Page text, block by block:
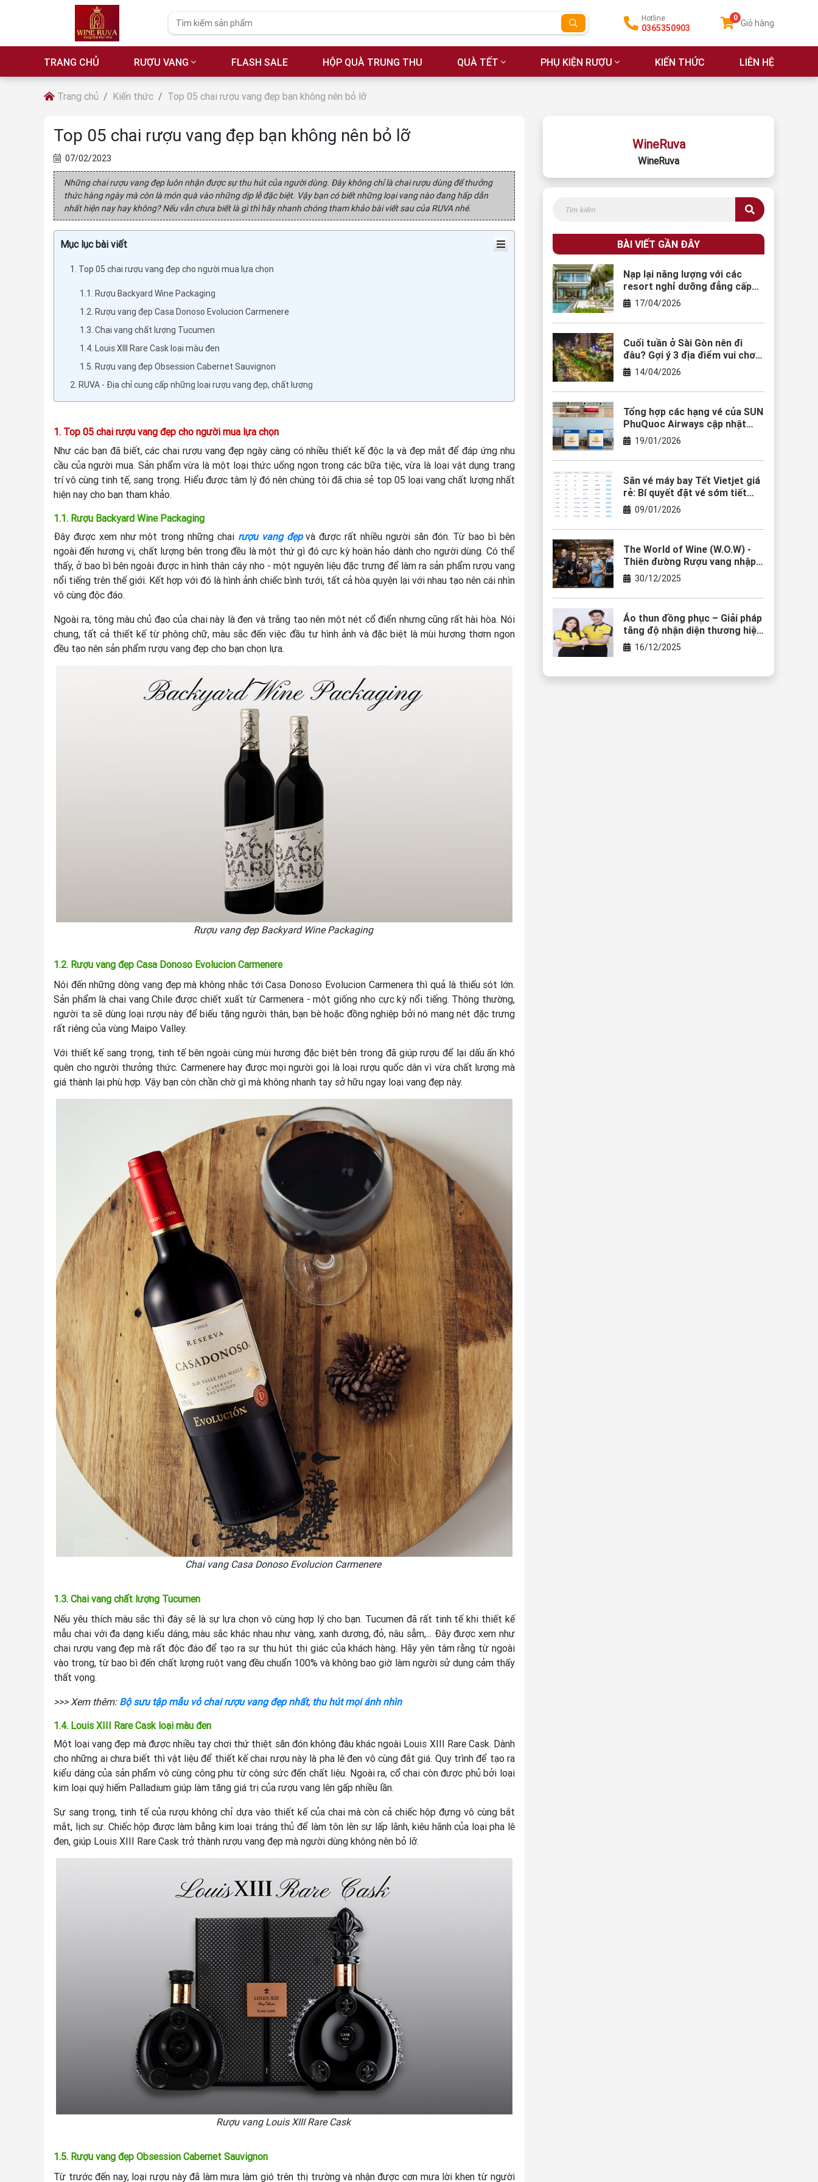
Hotline
0365350903
0 Giỏ hàng
TRANG CHỦ RƯỢU VANG FLASH SALE HỘP QUÀ TRUNG THU QUÀ TẾT PHỤ KIỆN RƯỢU KIẾN THỨC LIÊN HỆ
Trang chủ Kiến thức Top 05 chai rượu vang đẹp bạn không nên bỏ lỡ
Top 05 chai rượu vang đẹp bạn không nên bỏ lỡ
07/02/2023
Những chai rượu vang đẹp luôn nhận được sự thu hút của người dùng. Đây không chỉ là chai rượu dùng để thưởng
thức hàng ngày mà còn là món quà vào những dịp lễ đặc biệt. Vậy bạn có biết những loại vang nào đang hấp dẫn
nhất hiện nay hay không? Nếu vẫn chưa biết là gì thì hãy nhanh chóng tham khảo bài viết sau của RUVA nhé.
Mục lục bài viết
1. Top 05 chai rượu vang đẹp cho người mua lựa chọn
1.1. Rượu Backyard Wine Packaging
1.2. Rượu vang đẹp Casa Donoso Evolucion Carmenere
1.3. Chai vang chất lượng Tucumen
1.4. Louis XIII Rare Cask loại màu đen
1.5. Rượu vang đẹp Obsession Cabernet Sauvignon
2. RUVA - Địa chỉ cung cấp những loại rượu vang đẹp, chất lượng
1. Top 05 chai rượu vang đẹp cho người mua lựa chọn
Như các bạn đã biết, các chai rượu vang đẹp ngày càng có nhiều thiết kế độc lạ và đẹp mắt để đáp ứng nhu
cầu của người mua. Sản phẩm vừa là một loại thức uống ngon trong các bữa tiệc, vừa là loại vật dụng trang
trí vô cùng tinh tế, sang trọng. Hiểu được tâm lý đó nên chúng tôi đã chia sẻ top 05 loại vang chất lượng nhất
hiện nay cho bạn tham khảo.
1.1. Rượu Backyard Wine Packaging
Đây được xem như một trong những chai rượu vang đẹpvà được rất nhiều người săn đón. Từ bao bì bên
ngoài đến hương vị, chất lượng bên trong đều là một thứ gì đó cực kỳ hoàn hảo dành cho người dùng. Có thể
thấy, ở bao bì bên ngoài được in hình thân cây nho - một nguyên liệu đặc trưng để làm ra sản phẩm rượu vang
nổi tiếng trên thế giới. Kết hợp với đó là hình ảnh chiếc bình tưới, tất cả hòa quyện lại với nhau tạo nên cái nhìn
vô cùng độc đáo.
Ngoài ra, tông màu chủ đạo của chai này là đen và trắng tạo nên một nét cổ điển nhưng cũng rất hài hòa. Nói
chung, tất cả thiết kế từ phông chữ, màu sắc đến việc đầu tư hình ảnh và đặc biệt là mùi hương thơm ngon
đều tạo nên sản phẩm rượu vang đẹp cho bạn chọn lựa.
Rượu vang đẹp Backyard Wine Packaging
1.2. Rượu vang đẹp Casa Donoso Evolucion Carmenere
Nói đến những dòng vang đẹp mà không nhắc tới Casa Donoso Evolucion Carmenera thì quả là thiếu sót lớn.
Sản phẩm là chai vang Chile được chiết xuất từ Carmenera - một giống nho cực kỳ nổi tiếng. Thông thường,
người ta sẽ dùng loại rượu này để biếu tặng người thân, bạn bè hoặc đồng nghiệp bởi nó mang nét đặc trưng
rất riêng của vùng Maipo Valley.
Với thiết kế sang trọng, tinh tế bên ngoài cùng mùi hương đặc biệt bên trong đã giúp rượu để lại dấu ấn khó
quên cho người thưởng thức. Carmenere hay được mọi người gọi là loại rượu quốc dân vì vừa chất lượng mà
giá thành lại phù hợp. Vậy bạn còn chần chờ gì mà không nhanh tay sở hữu ngay loại vang đẹp này.
Chai vang Casa Donoso Evolucion Carmenere
1.3. Chai vang chất lượng Tucumen
Nếu yêu thích màu sắc thì đây sẽ là sự lựa chọn vô cùng hợp lý cho bạn. Tucumen đã rất tinh tế khi thiết kế
mẫu chai với đa dạng kiểu dáng, màu sắc khác nhau như vàng, xanh dương, đỏ, nâu sẫm,... Đây được xem như
chai rượu vang đẹp mà rất độc đáo để tạo ra sự thu hút thị giác của khách hàng. Hãy yên tâm rằng từ ngoài
vào trong, từ bao bì đến chất lượng ruột vang đều chuẩn 100% và không bao giờ làm người sử dụng cảm thấy
thất vọng.
>>> Xem thêm: Bộ sưu tập mẫu vỏ chai rượu vang đẹp nhất, thu hút mọi ánh nhìn
1.4. Louis XIII Rare Cask loại màu đen
Một loại vang đẹp mà được nhiều tay chơi thứ thiệt săn đón không đâu khác ngoài Louis XIII Rare Cask. Dành
cho những ai chưa biết thì vật liệu để thiết kế chai rượu này là pha lê đen vô cùng đắt giá. Quy trình để tạo ra
kiểu dáng của sản phẩm vô cùng công phu từ công sức đến chất liệu. Ngoài ra, cổ chai còn được phủ bởi loại
kim loại quý hiếm Palladium giúp làm tăng giá trị của rượu vang lên gấp nhiều lần.
Sự sang trọng, tinh tế của rượu không chỉ dựa vào thiết kế của chai mà còn cả chiếc hộp đựng vô cùng bắt
mắt, lịch sự. Chiếc hộp được làm bằng kim loại tráng thủ để làm tôn lên sự lấp lãnh, kiêu hãnh của loại pha lê
đen, giúp Louis XIII Rare Cask trở thành rượu vang đẹp mà người dùng không nên bỏ lỡ.
Rượu vang Louis XIII Rare Cask
1.5. Rượu vang đẹp Obsession Cabernet Sauvignon
Từ trước đến nay, loại rượu này đã làm mưa làm gió trên thị trường và nhận được cơn mưa lời khen từ người
WineRuva
WineRuva
BÀI VIẾT GẦN ĐÂY
Nạp lại năng lượng với các
resort nghỉ dưỡng đẳng cấp
tại Vũng Tàu
17/04/2026
Cuối tuần ở Sài Gòn nên đi
đâu? Gợi ý 3 địa điểm vui chơi
hấp dẫn nhất
14/04/2026
Tổng hợp các hạng vé của SUN
PhuQuoc Airways cập nhật
202619/01/2026
Săn vé máy bay Tết Vietjet giá
rẻ: Bí quyết đặt vé sớm tiết
kiệm đến 50%
09/01/2026
The World of Wine (W.O.W) -
Thiên đường Rượu vang nhập
khẩu & Điểm chạm của văn
hóa thưởng thức
30/12/2025
Áo thun đồng phục – Giải pháp
tăng độ nhận diện thương hiệu
cho cơ sở bán rượu vang
16/12/2025